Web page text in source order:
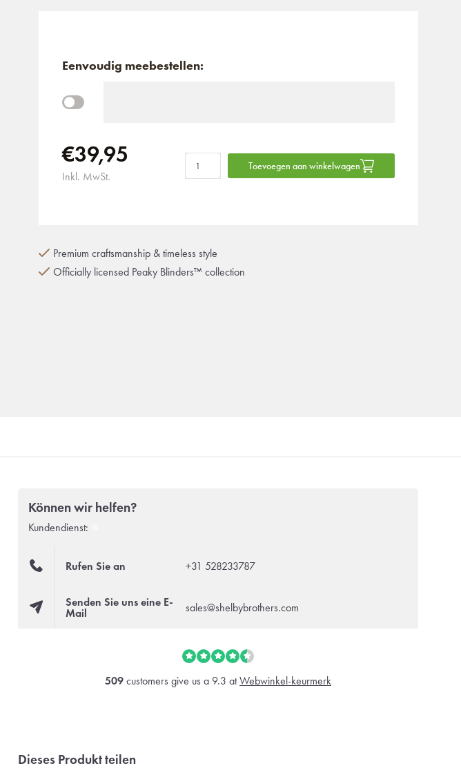
Eenvoudig meebestellen:
€39,95
Inkl. MwSt.
Toevoegen aan winkelwagen
Premium craftsmanship & timeless style
Officially licensed Peaky Blinders™ collection
Können wir helfen?
Kundendienst:
Rufen Sie an +31 528233787
Senden Sie uns eine E-
Mail
sales@shelbybrothers.com
509 customers give us a 9.3 atWebwinkel-keurmerk
Dieses Produkt teilen